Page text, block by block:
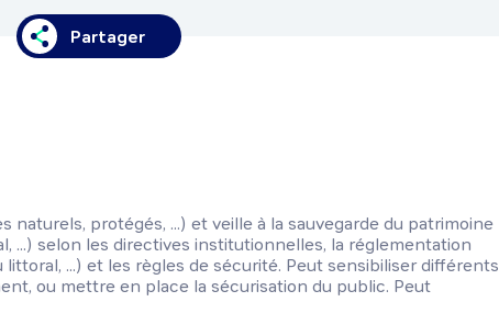
Partager
naturels, protégés, ...) et veille à la sauvegarde du patrimoine
...) selon les directives institutionnelles, la réglementation
...) et les règles de sécurité. Peut sensibiliser différents
ou mettre en place la sécurisation du public. Peut